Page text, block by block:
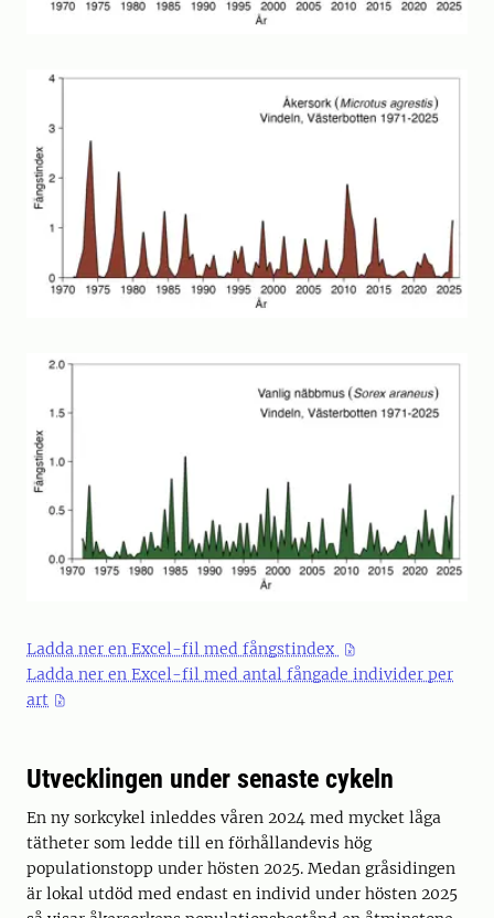
Ladda ner en Excel-fil med fångstindex
Ladda ner en Excel-fil med antal fångade individer per
art
Utvecklingen under senaste cykeln
En ny sorkcykel inleddes våren 2024 med mycket låga
tätheter som ledde till en förhållandevis hög
populationstopp under hösten 2025. Medan gråsidingen
är lokal utdöd med endast en individ under hösten 2025